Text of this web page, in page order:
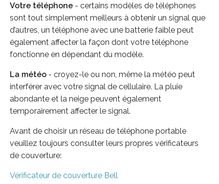
Votre téléphone - certains modèles de téléphones
sont tout simplement meilleurs à obtenir un signal que
d’autres, un téléphone avec une batterie faible peut
également affecter la façon dont votre téléphone
fonctionne en dépendant du modèle.
La météo - croyez-le ou non, même la météo peut
interférer avec votre signal de cellulaire. La pluie
abondante et la neige peuvent également
temporairement affecter le signal.
Avant de choisir un réseau de téléphone portable
veuillez toujours consulter leurs propres vérificateurs
de couverture:
Vérificateur de couverture Bell